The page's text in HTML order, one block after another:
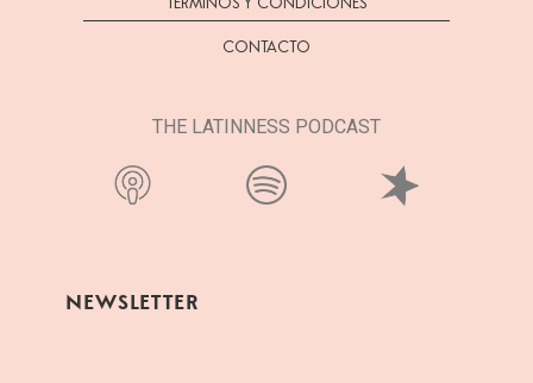
TÉRMINOS Y CONDICIONES
CONTACTO
THE LATINNESS PODCAST
NEWSLETTER